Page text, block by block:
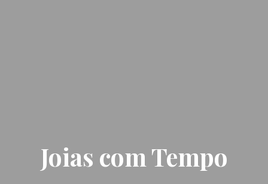
Joias com Tempo